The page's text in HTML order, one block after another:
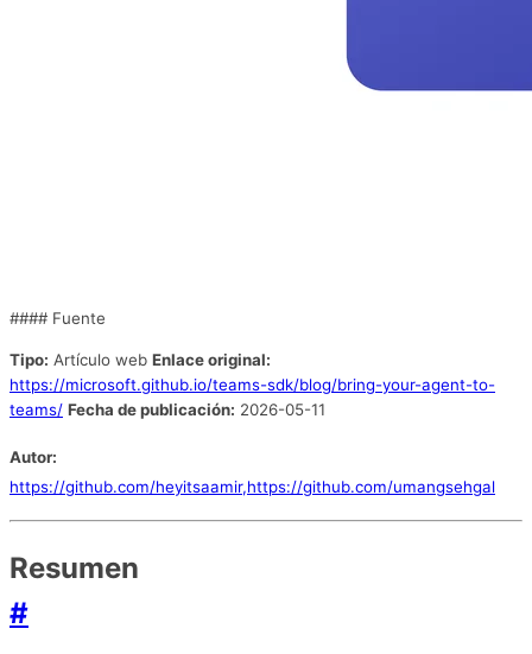
#### Fuente
Tipo: Artículo web Enlace original:
https://microsoft.github.io/teams-sdk/blog/bring-your-agent-to-
teams/ Fecha de publicación: 2026-05-11
Autor:
https://github.com/heyitsaamir,https://github.com/umangsehgal
Resumen
#